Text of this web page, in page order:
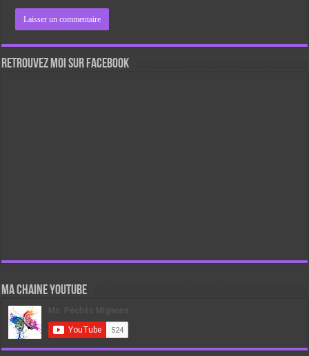
Retrouvez moi sur Facebook
Ma chaine Youtube